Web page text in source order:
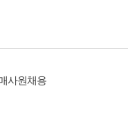
사원채용